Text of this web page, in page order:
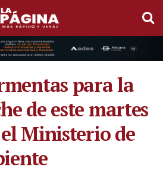
para la
de este martes
Ministerio de